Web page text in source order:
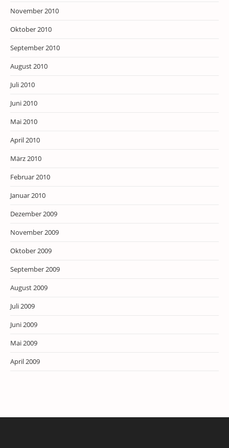
November 2010
Oktober 2010
September 2010
August 2010
Juli 2010
Juni 2010
Mai 2010
April 2010
März 2010
Februar 2010
Januar 2010
Dezember 2009
November 2009
Oktober 2009
September 2009
August 2009
Juli 2009
Juni 2009
Mai 2009
April 2009